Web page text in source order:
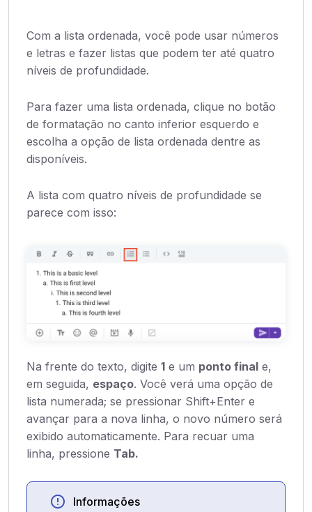
Com a lista ordenada, você pode usar números
e letras e fazer listas que podem ter até quatro
níveis de profundidade.
Para fazer uma lista ordenada, clique no botão
de formatação no canto inferior esquerdo e
escolha a opção de lista ordenada dentre as
disponíveis.
A lista com quatro níveis de profundidade se
parece com isso:
Na frente do texto, digite 1 e um ponto final e,
em seguida, espaço. Você verá uma opção de
lista numerada; se pressionar Shift+Enter e
avançar para a nova linha, o novo número será
exibido automaticamente. Para recuar uma
linha, pressione Tab.
Informações